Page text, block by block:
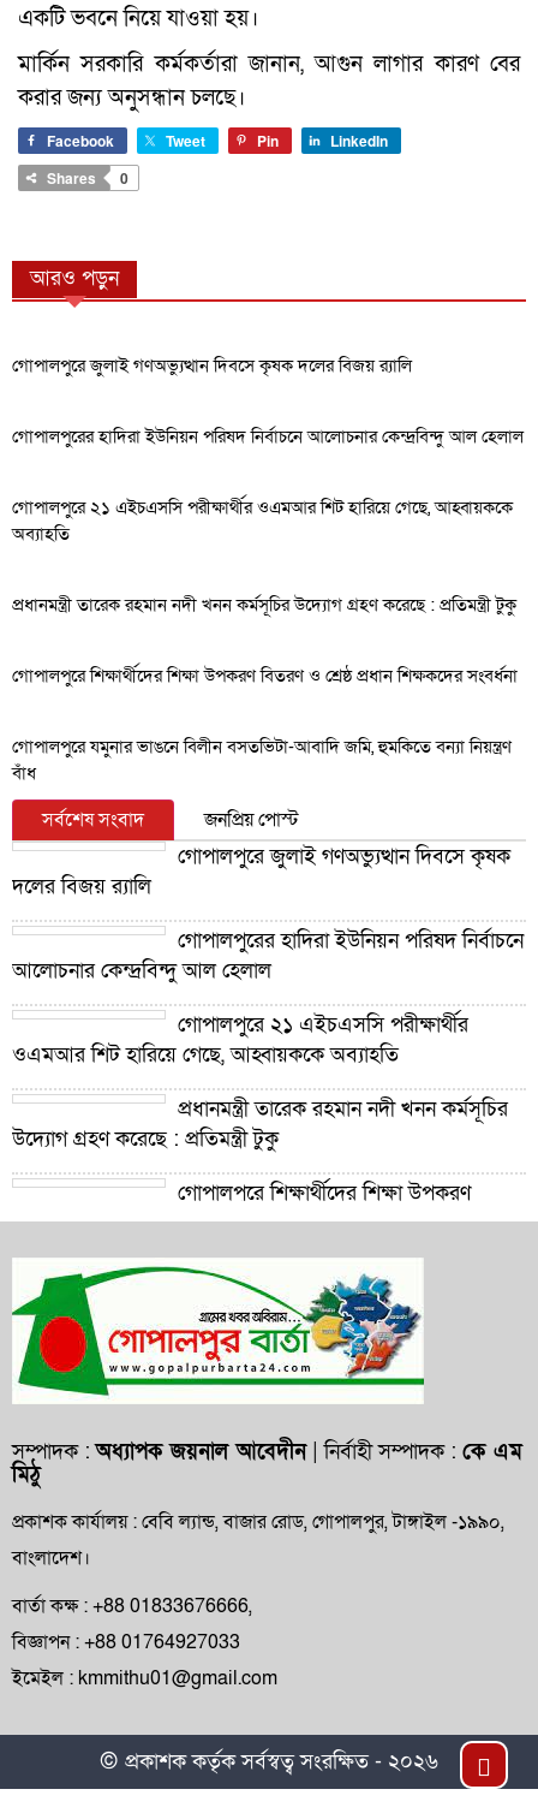
একটি ভবনে নিয়ে যাওয়া হয়।
মার্কিন সরকারি কর্মকর্তারা জানান, আগুন লাগার কারণ বের
করার জন্য অনুসন্ধান চলছে।
Facebook Tweet Pin
LinkedIn
Shares
0
আরও পড়ুন
গোপালপুরে জুলাই গণঅভ্যুত্থান দিবসে কৃষক দলের বিজয় র‍্যালি
গোপালপুরের হাদিরা ইউনিয়ন পরিষদ নির্বাচনে আলোচনার কেন্দ্রবিন্দু আল হেলাল
গোপালপুরে ২১ এইচএসসি পরীক্ষার্থীর ওএমআর শিট হারিয়ে গেছে, আহ্বায়ককে
অব্যাহতি
প্রধানমন্ত্রী তারেক রহমান নদী খনন কর্মসূচির উদ্যোগ গ্রহণ করেছে : প্রতিমন্ত্রী টুকু
গোপালপুরে শিক্ষার্থীদের শিক্ষা উপকরণ বিতরণ ও শ্রেষ্ঠ প্রধান শিক্ষকদের সংবর্ধনা
গোপালপুরে যমুনার ভাঙনে বিলীন বসতভিটা-আবাদি জমি, হুমকিতে বন্যা নিয়ন্ত্রণ
বাঁধ
সর্বশেষ সংবাদ জনপ্রিয় পোস্ট
গোপালপুরে জুলাই গণঅভ্যুত্থান দিবসে কৃষক
দলের বিজয় র‍্যালি
গোপালপুরের হাদিরা ইউনিয়ন পরিষদ নির্বাচনে
আলোচনার কেন্দ্রবিন্দু আল হেলাল
গোপালপুরে ২১ এইচএসসি পরীক্ষার্থীর
ওএমআর শিট হারিয়ে গেছে, আহ্বায়ককে অব্যাহতি
প্রধানমন্ত্রী তারেক রহমান নদী খনন কর্মসূচির
উদ্যোগ গ্রহণ করেছে : প্রতিমন্ত্রী টুকু
গোপালপুরে শিক্ষার্থীদের শিক্ষা উপকরণ
বিতরণ ও শ্রেষ্ঠ প্রধান শিক্ষকদের সংবর্ধনা
গোপালপুরে যমুনার ভাঙনে বিলীন বসতভিটা-
আবাদি জমি, হুমকিতে বন্যা নিয়ন্ত্রণ বাঁধ
গোপালপুরে প্রাথমিক শিক্ষা কর্মকর্তার বিরুদ্ধে
দুর্নীতি ও অনিয়মের অভিযোগ
গোপালপুরে উপজেলা প্রাথমিক শিক্ষা
গোপালপুর প্রেসক্লাবের সংবাদকর্মীদের সঙ্গে
কার্যক্রমের উদ্বোধন
সম্পাদক :অধ্যাপক জয়নাল আবেদীন| নির্বাহী সম্পাদক : কে এম
মিঠু
প্রকাশক কার্যালয় : বেবি ল্যান্ড, বাজার রোড, গোপালপুর, টাঙ্গাইল -১৯৯০,
বাংলাদেশ।
বার্তা কক্ষ : +88 01833676666,
বিজ্ঞাপন : +88 01764927033
ইমেইল : kmmithu01@gmail.com
© প্রকাশক কর্তৃক সর্বস্বত্ব সংরক্ষিত - ২০২৬ Top